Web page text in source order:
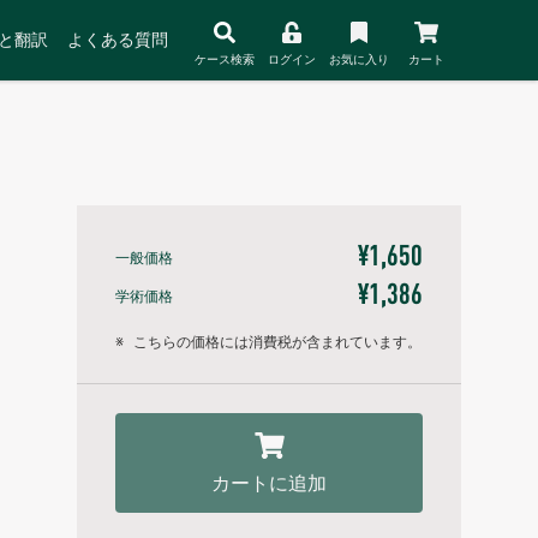
翻訳 よくある質問
ケース検索 ログイン お気に入り カート
一般価格 ¥1,650
学術価格 ¥1,386
※ こちらの価格には消費税が含まれています。
カートに追加